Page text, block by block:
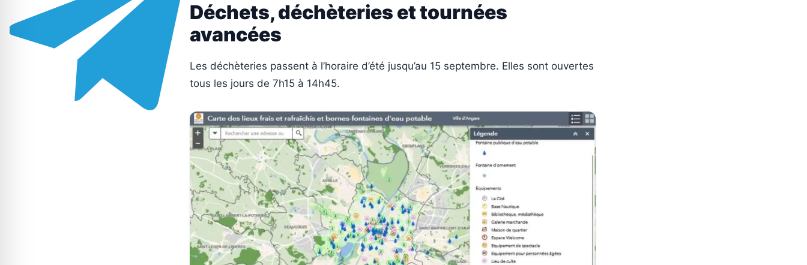
Déchets, déchèteries et tournées
avancées
Les déchèteries passent à l’horaire d’été jusqu’au 15 septembre. Elles sont ouvertes
tous les jours de 7h15 à 14h45.